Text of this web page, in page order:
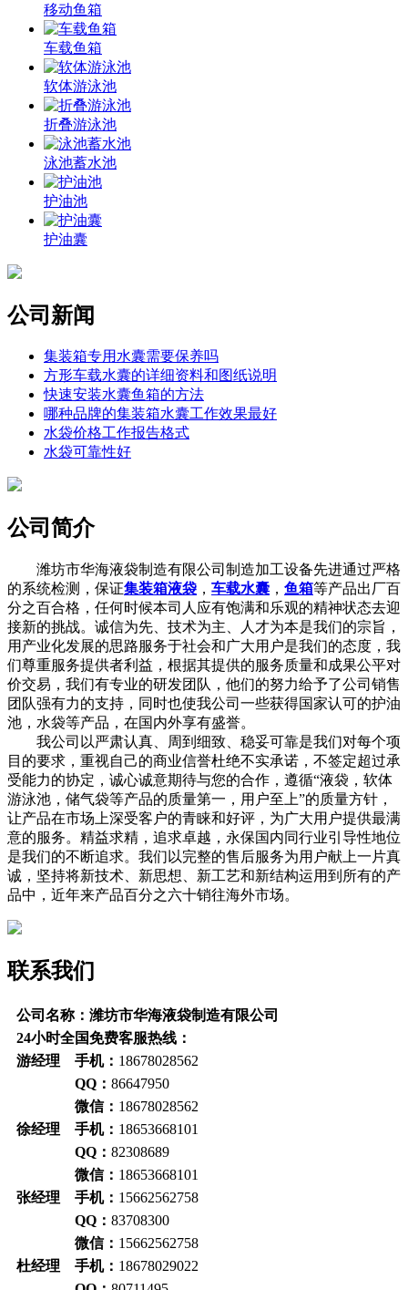
移动鱼箱
车载鱼箱
软体游泳池
折叠游泳池
泳池蓄水池
护油池
护油囊
公司新闻
集装箱专用水囊需要保养吗
方形车载水囊的详细资料和图纸说明
快速安装水囊鱼箱的方法
哪种品牌的集装箱水囊工作效果最好
水袋价格工作报告格式
水袋可靠性好
公司简介
潍坊市华海液袋制造有限公司制造加工设备先进通过严格
的系统检测，保证集装箱液袋 ， 车载水囊 ， 鱼箱等产品出厂百
分之百合格，任何时候本司人应有饱满和乐观的精神状态去迎
接新的挑战。诚信为先、技术为主、人才为本是我们的宗旨，
用产业化发展的思路服务于社会和广大用户是我们的态度，我
们尊重服务提供者利益，根据其提供的服务质量和成果公平对
价交易，我们有专业的研发团队，他们的努力给予了公司销售
团队强有力的支持，同时也使我公司一些获得国家认可的护油
池，水袋等产品，在国内外享有盛誉。
我公司以严肃认真、周到细致、稳妥可靠是我们对每个项
目的要求，重视自己的商业信誉杜绝不实承诺，不签定超过承
受能力的协定，诚心诚意期待与您的合作，遵循“液袋，软体
游泳池，储气袋等产品的质量第一，用户至上”的质量方针，
让产品在市场上深受客户的青睐和好评，为广大用户提供最满
意的服务。精益求精，追求卓越，永保国内同行业引导性地位
是我们的不断追求。我们以完整的售后服务为用户献上一片真
诚，坚持将新技术、新思想、新工艺和新结构运用到所有的产
品中，近年来产品百分之六十销往海外市场。
联系我们
公司名称：潍坊市华海液袋制造有限公司
24小时全国免费客服热线：
游经理 手机： 18678028562
QQ： 86647950
微信： 18678028562
徐经理 手机： 18653668101
QQ： 82308689
微信： 18653668101
张经理 手机： 15662562758
QQ： 83708300
微信： 15662562758
杜经理 手机： 18678029022